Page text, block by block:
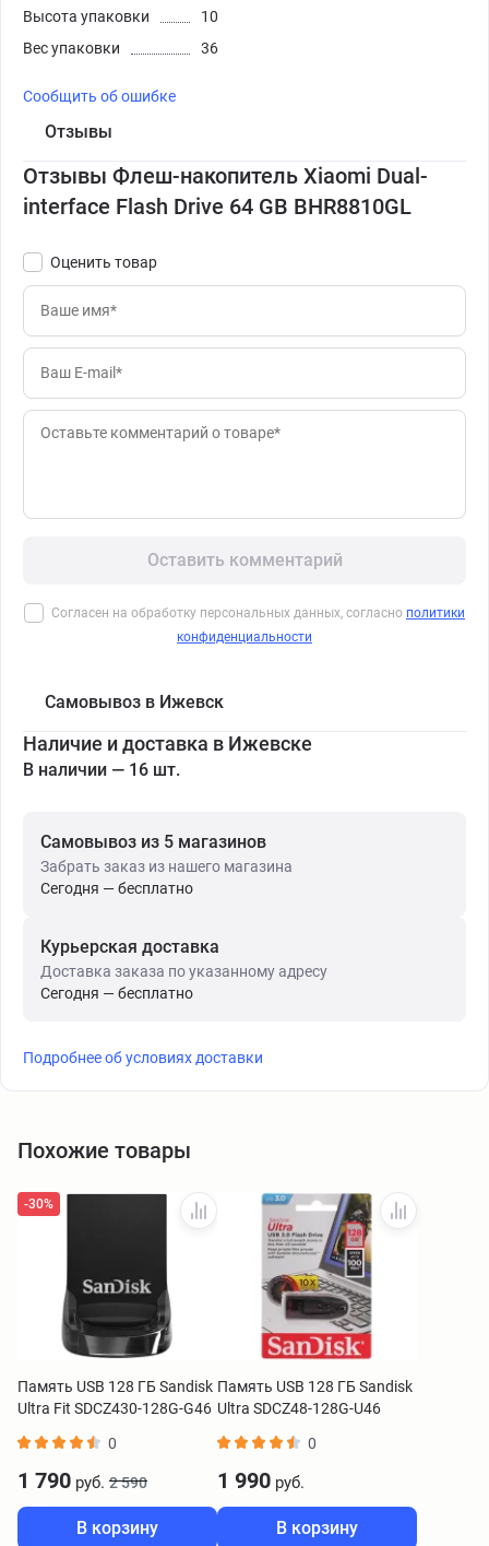
Высота упаковки
10
Вес упаковки
36
Сообщить об ошибке
Отзывы
Отзывы Флеш-накопитель Xiaomi Dual-
interface Flash Drive 64 GB BHR8810GL
Оценить товар
Оставить комментарий
Согласен на обработку персональных данных, согласно политики
конфиденциальности
Самовывоз в Ижевск
Наличие и доставка в Ижевске
В наличии — 16 шт.
Самовывоз из 5 магазинов
Забрать заказ из нашего магазина
Сегодня — бесплатно
Курьерская доставка
Доставка заказа по указанному адресу
Сегодня — бесплатно
Подробнее об условиях доставки
Похожие товары
-30%
Память USB 128 ГБ Sandisk
Ultra Fit SDCZ430-128G-G46
0
1 790 руб. 2 590
В корзину
Память USB 128 ГБ Sandisk
Ultra SDCZ48-128G-U46
0
1 990 руб.
В корзину